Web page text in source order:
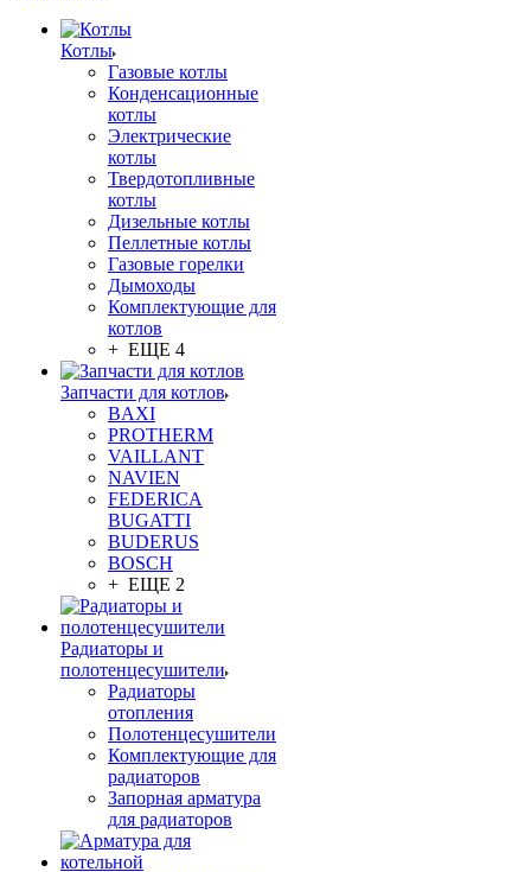
Котлы
Газовые котлы
Конденсационные
котлы
Электрические
котлы
Твердотопливные
котлы
Дизельные котлы
Пеллетные котлы
Газовые горелки
Дымоходы
Комплектующие для
котлов
+ ЕЩЕ 4
Запчасти для котлов
BAXI
PROTHERM
VAILLANT
NAVIEN
FEDERICA
BUGATTI
BUDERUS
BOSCH
+ ЕЩЕ 2
Радиаторы и
полотенцесушители
Радиаторы
отопления
Полотенцесушители
Комплектующие для
радиаторов
Запорная арматура
для радиаторов